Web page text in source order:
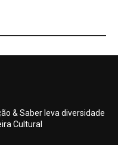
& Saber leva diversidade
Cultural